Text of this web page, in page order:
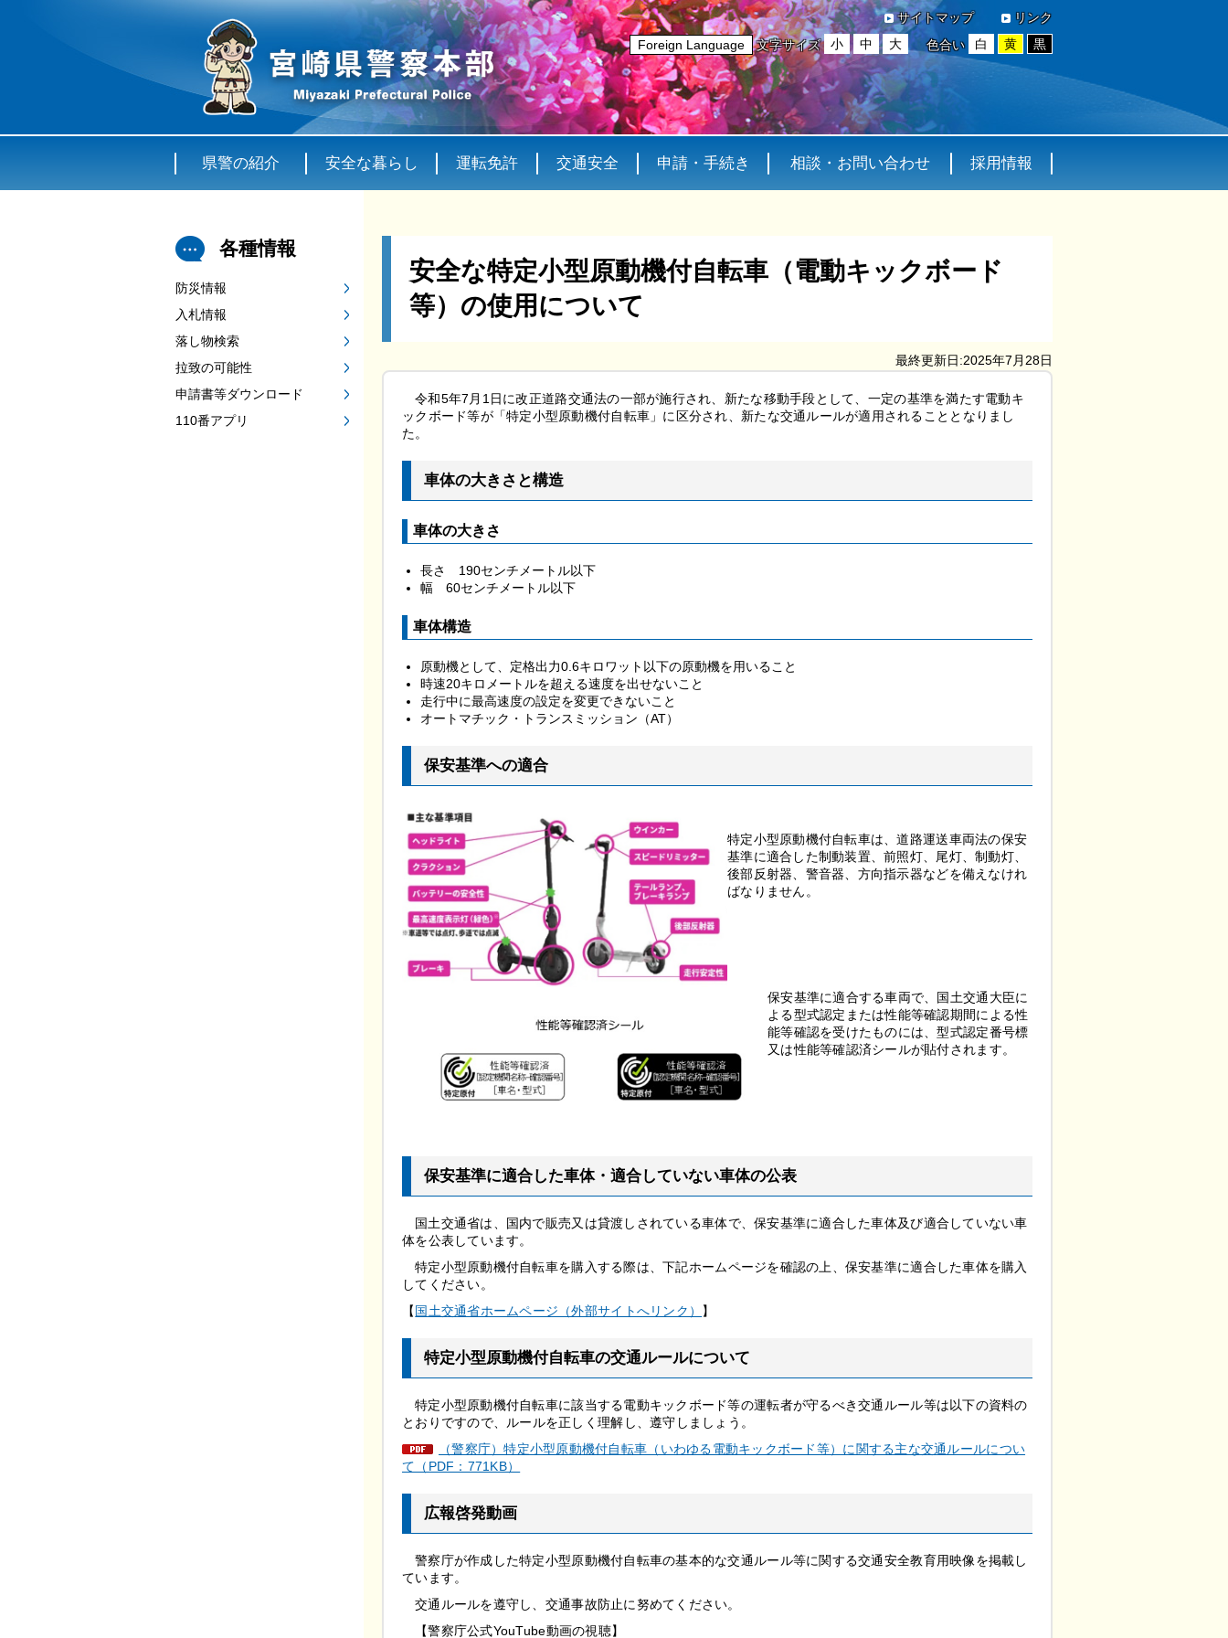
サイトマップ
リンク
Foreign Language
文字サイズ 小 中 大 色合い 白 黄 黒
県警の紹介 安全な暮らし 運転免許 交通安全 申請・手続き 相談・お問い合わせ 採用情報
安全な特定小型原動機付自転車（電動キックボード
等）の使用について
最終更新日:2025年7月28日
令和5年7月1日に改正道路交通法の一部が施行され、新たな移動手段として、一定の基準を満たす電動キ
ックボード等が「特定小型原動機付自転車」に区分され、 新たな交通ルールが適用されることとなりまし
た。
車体の大きさと構造
車体の大きさ
長さ
190センチメートル以下
幅
60センチメートル以下
車体構造
原動機として、定格出力0.6キロワット以下の原動機を用いること
時速20キロメートルを超える速度を出せないこと
走行中に最高速度の設定を変更できないこと
オートマチック・トランスミッション（AT）
保安基準への適合
特定小型原動機付自転車は、道路運送車両法の保安
基準に適合した制動装置、前照灯、尾灯、制動灯、
後部反射器、警音器、方向指示器などを備えなけれ
ばなりません。
保安基準に適合する車両で、国土交通大臣に
よる型式認定または性能等確認期間による性
能等確認を受けたものには、型式認定番号標
又は性能等確認済シールが貼付されます。
保安基準に適合した車体・適合していない車体の公表
国土交通省は、国内で販売又は貸渡しされている車体で、保安基準に適合した車体及び適合していない車
体を公表しています。
特定小型原動機付自転車を購入する際は、下記ホームページを確認の上、保安基準に適合した車体を購入
してください。
【国土交通省ホームページ（外部サイトへリンク） 】
特定小型原動機付自転車の交通ルールについて
特定小型原動機付自転車に該当する電動キックボード等の運転者が守るべき交通ルール等は以下の資料の
とおりですので、ルールを正しく理解し、遵守しましょう。
（警察庁）特定小型原動機付自転車（いわゆる電動キックボード等）に関する主な交通ルールについ
て（PDF：771KB）
広報啓発動画
警察庁が作成した特定小型原動機付自転車の基本的な交通ルール等に関する交通安全教育用映像を掲載し
ています。
交通ルールを遵守し、交通事故防止に努めてください。
【警察庁公式YouTube動画の視聴】
各種情報
防災情報
入札情報
落し物検索
拉致の可能性
申請書等ダウンロード
110番アプリ